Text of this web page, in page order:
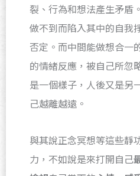
裂、行為和想法產生矛盾
做不到而陷入其中的自我
否定。而中間能做想合一
的情緒反應，被自己所忽
是一個樣子，人後又是另
己越離越遠。
與其說正念冥想等這些靜
力，不如說是來打開自己